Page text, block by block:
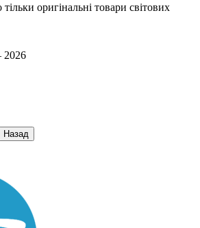
оригінальні товари світових
2026
Назад